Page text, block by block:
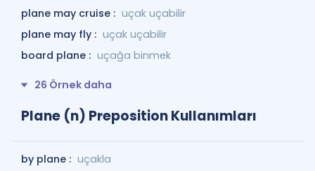
plane may cruise : uçak uçabilir
plane may fly : uçak uçabilir
board plane : uçağa binmek
26 Örnek daha
Plane (n) Preposition Kullanımları
by plane : uçakla